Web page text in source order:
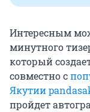
Интересным
минутного
который
совместно с
Якутии
пройдет